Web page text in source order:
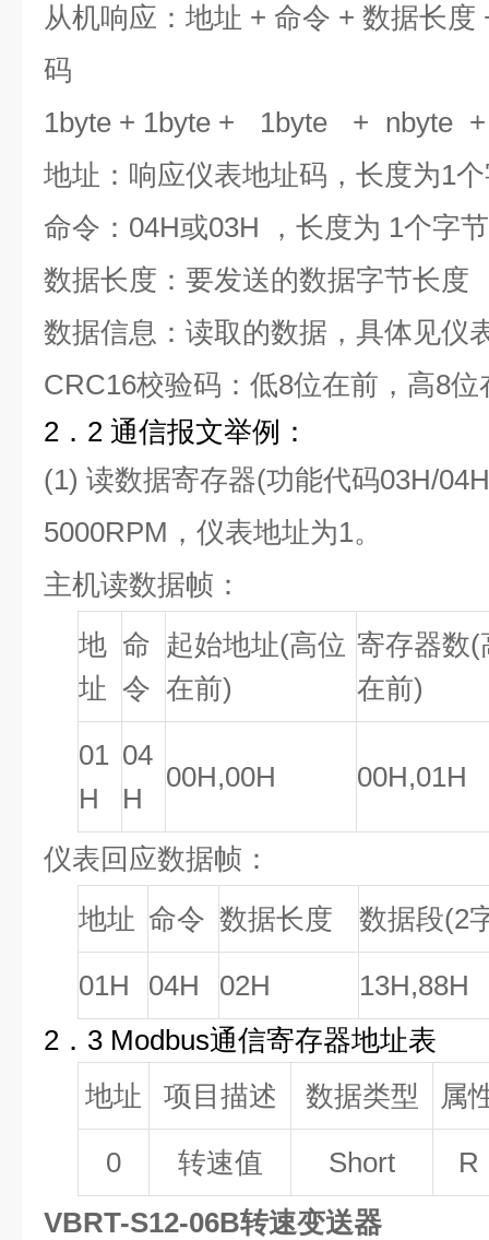
从机响应： 地址 + 命令 + 数据长
码
1byte + 1byte +
1byte + nbyte
地址：响应仪表地址码，长度为1
命令：04H或03H ，长度为 1个字节
数据长度：要发送的数据字节长度
数据信息：读取的数据，具体见仪
CRC16校验码：低8位在前，高8
2．2 通信报文举例：
(1) 读数据寄存器(功能代码03H/
5000RPM，仪表地址为1。
主机读数据帧：
地
址
命
令
起始地址(高位
在前)
寄存器数(
在前)
01
H
04
H
00H,00H 00H,01H
仪表回应数据帧：
地址 命令 数据长度 数据段(2
01H 04H 02H
13H,88H
2．3 Modbus通信寄存器地址表
地址
项目描述 数据类型 属
0 转速值 Short
R
VBRT-S12-06B转速变送器